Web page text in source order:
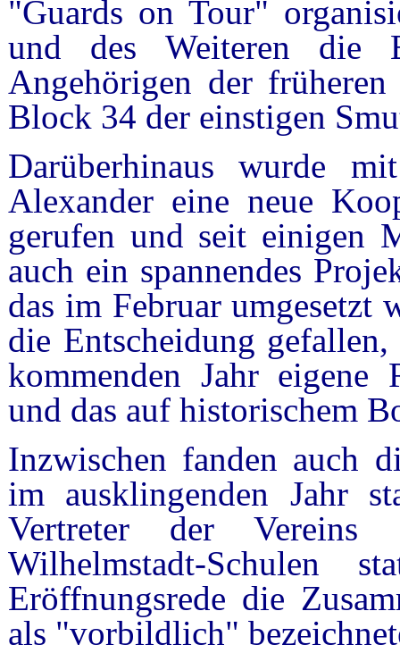
"Guards on Tour"
und des Weiteren die
Angehörigen der
Block 34 der einstigen
Darüberhinaus wurde
Alexander eine neue
gerufen und seit einigen
auch ein spannendes
das im Februar
die Entscheidung
kommenden Jahr eigene
und das auf historischem
Inzwischen fanden auch
im ausklingenden Jahr
Vertreter der Vereins
Wilhelmstadt-Schulen
Eröffnungsrede die
als "vorbildlich"